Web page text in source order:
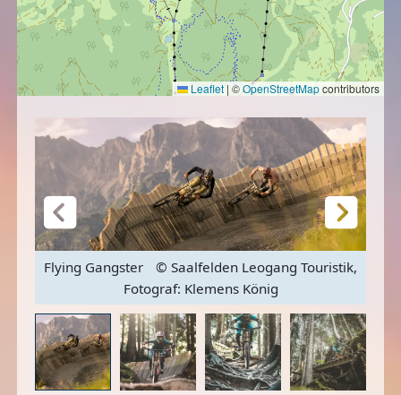
Leaflet | ©OpenStreetMapcontributors
Flying Gangster
© Saalfelden Leogang Touristik,
Fotograf: Klemens König